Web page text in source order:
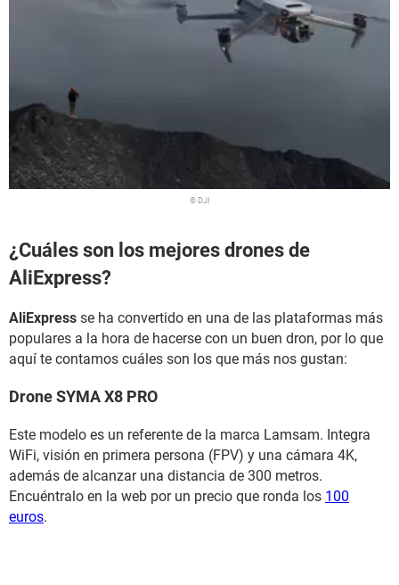
© DJI
¿Cuáles son los mejores drones de
AliExpress?
AliExpress se ha convertido en una de las plataformas más
populares a la hora de hacerse con un buen dron, por lo que
aquí te contamos cuáles son los que más nos gustan:
Drone SYMA X8 PRO
Este modelo es un referente de la marca Lamsam. Integra
WiFi, visión en primera persona (FPV) y una cámara 4K,
además de alcanzar una distancia de 300 metros.
Encuéntralo en la web por un precio que ronda los 100
euros.